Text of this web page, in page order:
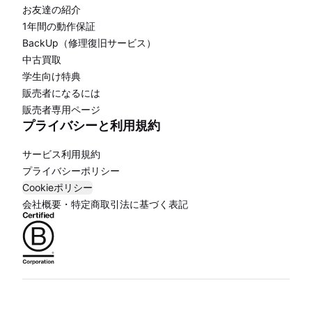
お友達の紹介
1年間の動作保証
BackUp（修理復旧サービス）
中古買取
学生向け特典
販売者になるには
販売者専用ページ
プライバシーと利用規約
サービス利用規約
プライバシーポリシー
Cookieポリシー
会社概要・特定商取引法に基づく表記